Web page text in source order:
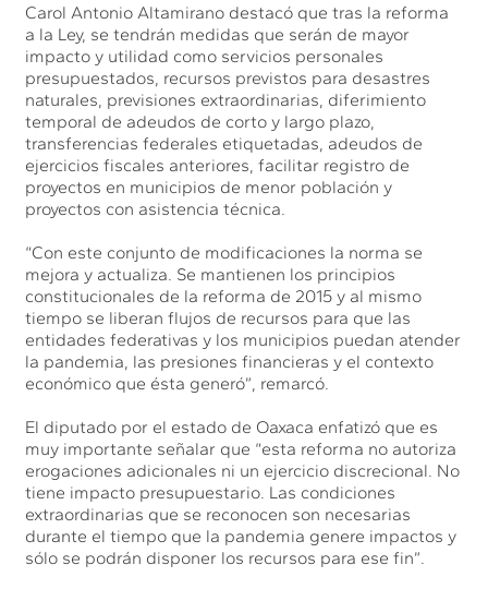
Carol Antonio Altamirano destacó que tras la reforma
a la Ley, se tendrán medidas que serán de mayor
impacto y utilidad como servicios personales
presupuestados, recursos previstos para desastres
naturales, previsiones extraordinarias, diferimiento
temporal de adeudos de corto y largo plazo,
transferencias federales etiquetadas, adeudos de
ejercicios fiscales anteriores, facilitar registro de
proyectos en municipios de menor población y
proyectos con asistencia técnica.
“Con este conjunto de modificaciones la norma se
mejora y actualiza. Se mantienen los principios
constitucionales de la reforma de 2015 y al mismo
tiempo se liberan flujos de recursos para que las
entidades federativas y los municipios puedan atender
la pandemia, las presiones financieras y el contexto
económico que ésta generó”, remarcó.
El diputado por el estado de Oaxaca enfatizó que es
muy importante señalar que “esta reforma no autoriza
erogaciones adicionales ni un ejercicio discrecional. No
tiene impacto presupuestario. Las condiciones
extraordinarias que se reconocen son necesarias
durante el tiempo que la pandemia genere impactos y
sólo se podrán disponer los recursos para ese fin”.